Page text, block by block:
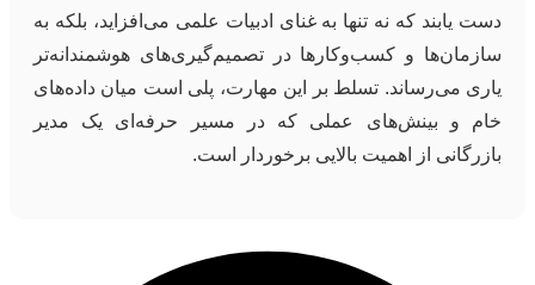
دست یابند که نه تنها به غنای ادبیات علمی می‌افزاید، بلکه به
سازمان‌ها و کسب‌وکارها در تصمیم‌گیری‌های هوشمندانه‌تر
یاری می‌رساند. تسلط بر این مهارت، پلی است میان داده‌های
خام و بینش‌های عملی که در مسیر حرفه‌ای یک مدیر
بازرگانی از اهمیت بالایی برخوردار است.